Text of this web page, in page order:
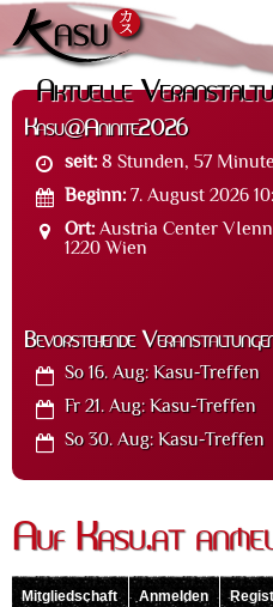
Aktuelle
Kasu@Aninite2026
seit: 8 Stunden, 57
Beginn: 7. August 2026
Ort: Austria Center
1220 Wien
Bevorstehende
So 16. Aug:Kasu-Treffen
Fr 21. Aug:Kasu-Treffen
So 30. Aug:Kasu-Treffen
Auf Kasu.at
Mitgliedschaft Anmelden